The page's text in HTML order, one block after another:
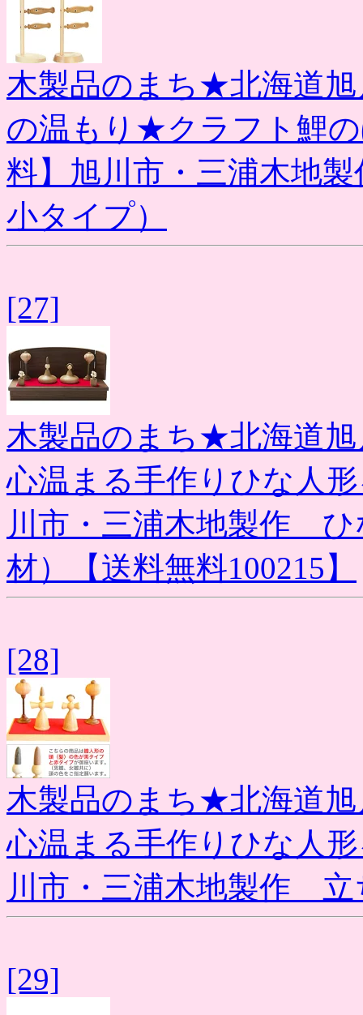
木製品のまち★北海道
の温もり★クラフト鯉
料】旭川市・三浦木地
小タイプ）
[27]
木製品のまち★北海道
心温まる手作りひな人
川市・三浦木地製作 ひ
材）【送料無料100215】
[28]
木製品のまち★北海道
心温まる手作りひな人
川市・三浦木地製作 立
[29]